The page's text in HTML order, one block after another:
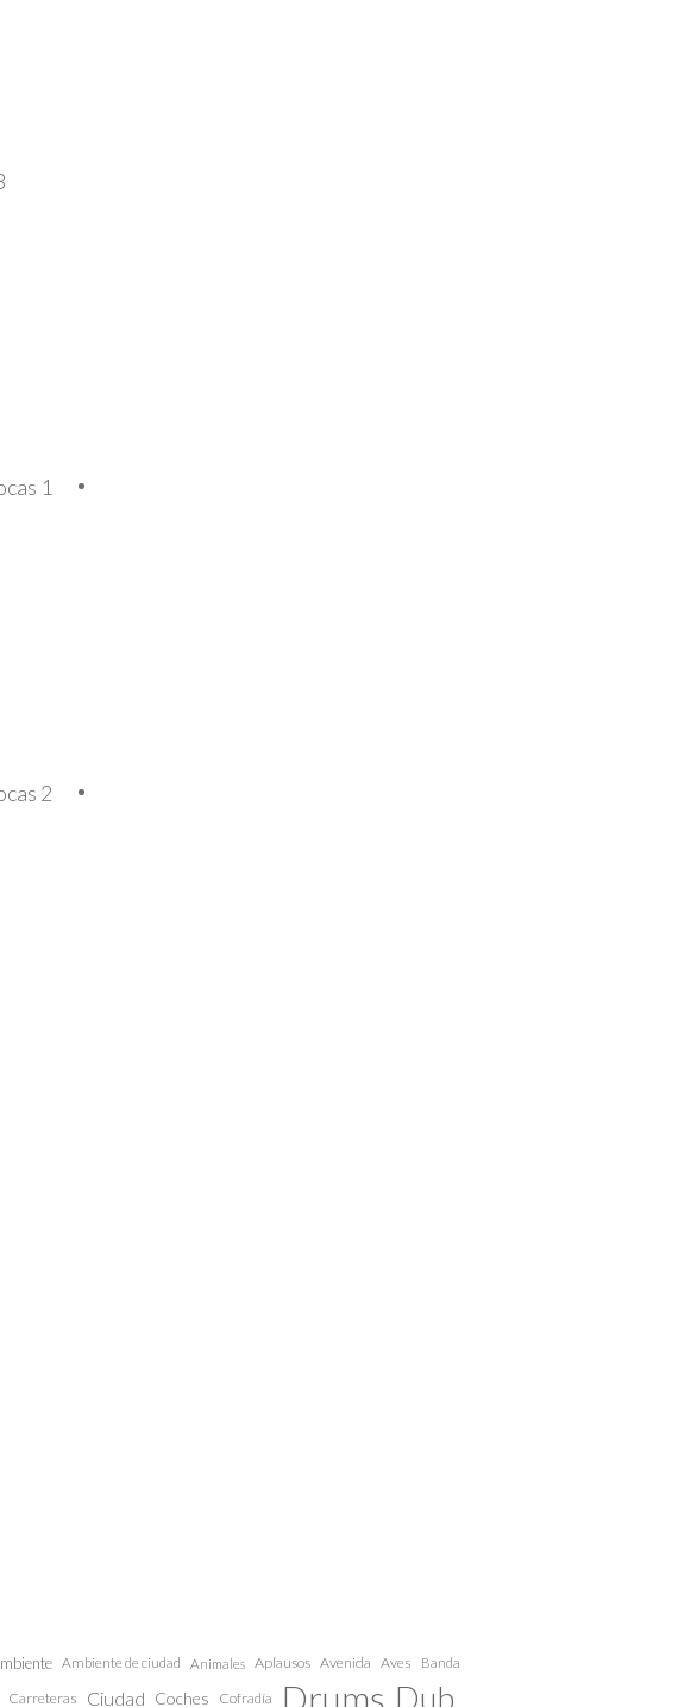
1
2
Ambiente de ciudad Animales Aplausos Avenida Aves Banda
Carreteras Ciudad Coches Cofradía Drums Dub